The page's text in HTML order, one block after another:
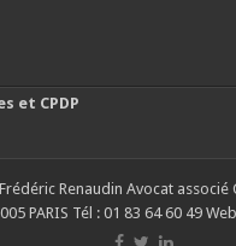
et CPDP
Renaudin Avocat associé
PARIS Tél : 01 83 64 60 49